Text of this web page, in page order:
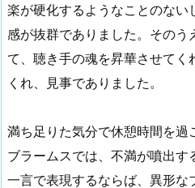
楽が硬化するようなことのない
感が抜群でありました。そのう
て、聴き手の魂を昇華させてく
くれ、見事でありました。
満ち足りた気分で休憩時間を過
ブラームスでは、不満が噴出す
一言で表現するならば、異形な